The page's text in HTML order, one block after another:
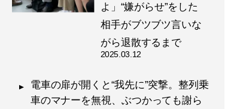
よ」“嫌がらせ”をした
相手がブツブツ言いな
がら退散するまで
2025.03.12
電車の扉が開くと“我先に”突撃。整列乗
車のマナーを無視、ぶつかっても謝ら